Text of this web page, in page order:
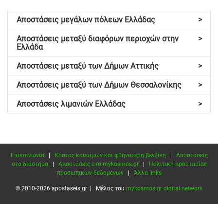
>
Αποστάσεις μεγάλων πόλεων Ελλάδας
>
Αποστάσεις μεταξύ διαφόρων περιοχών στην
Ελλάδα
>
Αποστάσεις μεταξύ των Δήμων Αττικής
>
Αποστάσεις μεταξύ των Δήμων Θεσσαλονίκης
>
Αποστάσεις λιμανιών Ελλάδας
Επικοινωνία| Κόστος καυσίμων και φθηνότερη βενζίνη
Αποστάσεις
στο διάστημα| Αποστάσεις στο mykosmos.gr|
Πολιτική προστασίας
προσωπικών δεδομένων| Άλλα links
© 2010-2026 apostaseis.gr | Μέλος του mykosmos.gr digital network